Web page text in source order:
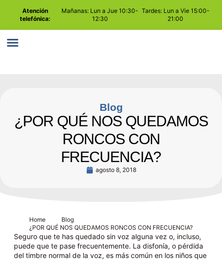
Atención
telefónica:
Mañanas: Lun a Jue 10:30-
12:30
Tardes: Lun a Vie 15:00-
21:00
Blog
¿POR QUÉ NOS QUEDAMOS
RONCOS CON
FRECUENCIA?
agosto 8, 2018
Home
Blog
¿POR QUÉ NOS QUEDAMOS RONCOS CON FRECUENCIA?
Seguro que te has quedado sin voz alguna vez o, incluso,
puede que te pase frecuentemente. La disfonía, o pérdida
del timbre normal de la voz, es más común en los niños que